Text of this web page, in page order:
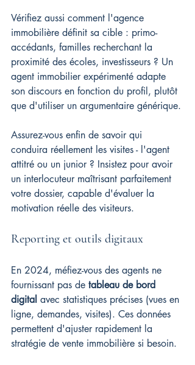
Vérifiez aussi comment l'agence
immobilière définit sa cible : primo-
accédants, familles recherchant la
proximité des écoles, investisseurs ? Un
agent immobilier expérimenté adapte
son discours en fonction du profil, plutôt
que d'utiliser un argumentaire générique.
Assurez-vous enfin de savoir qui
conduira réellement les visites - l'agent
attitré ou un junior ? Insistez pour avoir
un interlocuteur maîtrisant parfaitement
votre dossier, capable d'évaluer la
motivation réelle des visiteurs.
Reporting et outils digitaux
En 2024, méfiez-vous des agents ne
fournissant pas de tableau de bord
digital avec statistiques précises (vues en
ligne, demandes, visites). Ces données
permettent d'ajuster rapidement la
stratégie de vente immobilière si besoin.